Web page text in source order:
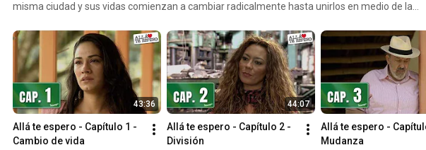
misma ciudad y sus vidas comienzan a cambiar radicalmente hasta unirlos en medio de la
43:36
Allá te espero - Capítulo 1 -
Cambio de vida
44:07
Allá te espero - Capítulo 2 -
División
Allá te espero -
Mudanza